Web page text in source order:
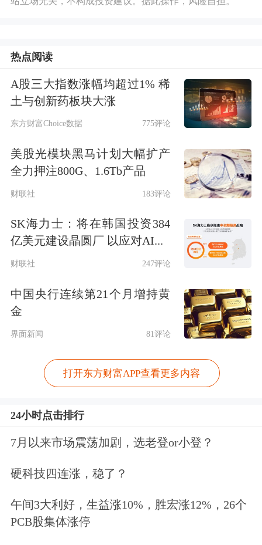
具向智能生成平台演进。过去十年，行
表的第三方双寡头格局，自研引擎占比
由2012年的71%下降至2024年的13%。
传统引擎主要承担渲染、物理模拟、动
画播放与资源调度等底层执行功能，而
AI能力嵌入后，引擎开始具备资产生
成、场景理解、行为推演、自动测试与
性能优化能力，逐渐成为连接模型、资
源库与开发流程的智能中枢。我们认
为，第三方引擎的通用基础设施地位短
期或受到一定冲击，但其价值中枢将逐
步由授权工具转向AI工作流、开发者生
态与云端协同平台，带动价值链空间的
中游：AI实现研发全链路提效，驱动内
AI提升游戏研发全链路效率，推动供给
理与玩法原型生成，AI参与占比可达
热点阅读
A股三大指数涨幅均超过1% 稀
土与创新药板块大涨
东方财富Choice数据 775评论
美股光模块黑马计划大幅扩产
全力押注800G、1.6Tb产品
财联社 183评论
SK海力士：将在韩国投资384
亿美元建设晶圆厂 以应对AI...
财联社 247评论
中国央行连续第21个月增持黄
金
界面新闻 81评论
打开东方财富APP查看更多内容
24小时点击排行
7月以来市场震荡加剧，选老登or小登？
硬科技四连涨，稳了？
午间3大利好，生益涨10%，胜宏涨12%，26个
PCB股集体涨停